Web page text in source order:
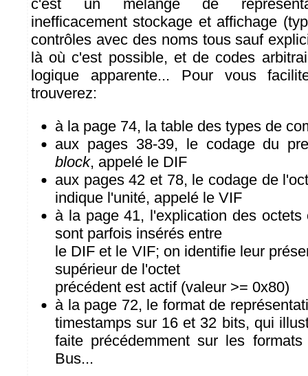
c'est un mélange de
inefficacement stockage et affichage
contrôles avec des noms tous sauf
là où c'est possible, et de codes
logique apparente... Pour vous
trouverez:
à la page 74, la table des types de
aux pages 38-39, le codage du
block, appelé le DIF
aux pages 42 et 78, le codage de
indique l'unité, appelé le VIF
à la page 41, l'explication des octets
sont parfois insérés entre
le DIF et le VIF; on identifie leur
supérieur de l'octet
précédent est actif (valeur >= 0x80)
à la page 72, le format de
timestamps sur 16 et 32 bits, qui
faite précédemment sur les
Bus...